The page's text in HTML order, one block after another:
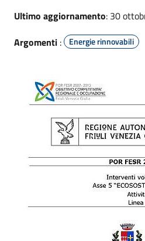
Ultimo aggiornamento: 30
Argomenti : Energie rinnovabili